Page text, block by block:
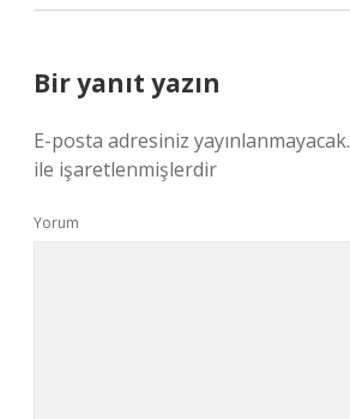
Bir yanıt yazın
E-posta adresiniz yayınlanmayacak.
ile işaretlenmişlerdir
Yorum